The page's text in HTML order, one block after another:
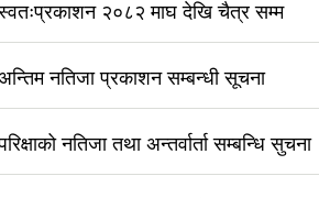
२०८२ माघ देखि चैत्र सम्म
नतिजा प्रकाशन सम्बन्धी सूचना
नतिजा तथा अन्तर्वार्ता सम्बन्धि सुचना